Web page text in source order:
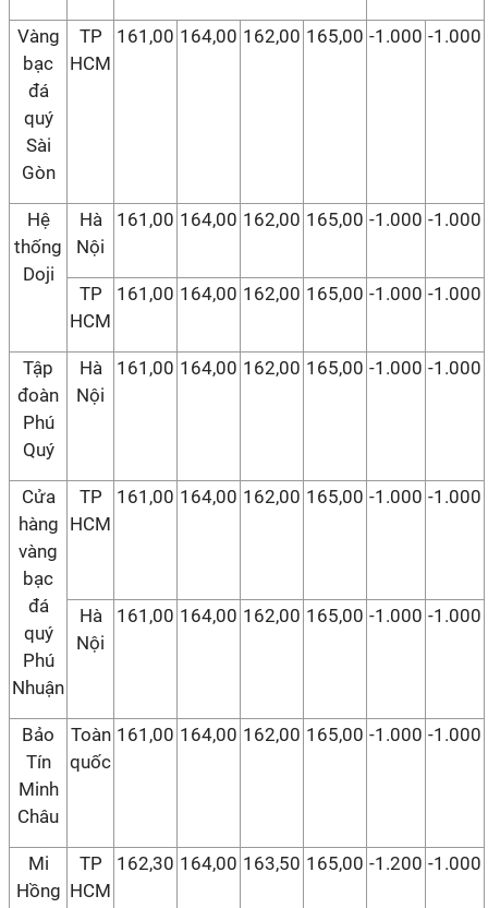
Vàng
bạc
đá
quý
Sài
Gòn
TP
HCM
161,00 164,00 162,00 165,00 -1.000 -1.000
Hệ
thống
Doji
Hà
Nội
161,00 164,00 162,00 165,00 -1.000 -1.000
TP
HCM
161,00 164,00 162,00 165,00 -1.000 -1.000
Tập
đoàn
Phú
Quý
Hà
Nội
161,00 164,00 162,00 165,00 -1.000 -1.000
Cửa
hàng
vàng
bạc
đá
quý
Phú
Nhuận
TP
HCM
161,00 164,00 162,00 165,00 -1.000 -1.000
Hà
Nội
161,00 164,00 162,00 165,00 -1.000 -1.000
Bảo
Tín
Minh
Châu
Toàn
quốc
161,00 164,00 162,00 165,00 -1.000 -1.000
Mi
Hồng
TP
HCM
162,30 164,00 163,50 165,00 -1.200 -1.000